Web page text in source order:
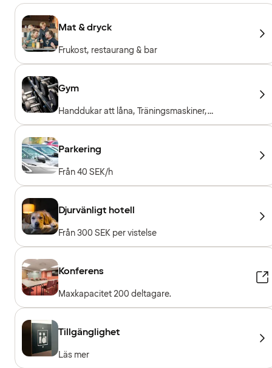
Mat & dryck
Frukost, restaurang & bar
Gym
Handdukar att låna, Träningsmaskiner,
Konditionsmaskiner, Fria vikter, Entré ingår för
Parkering
Från 40 SEK/h
Djurvänligt hotell
Från 300 SEK per vistelse
Konferens
Maxkapacitet 200 deltagare.
Tillgänglighet
Läs mer